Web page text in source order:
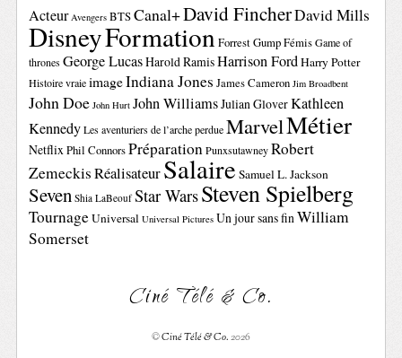
Acteur Avengers BTSCanal+David FincherDavid Mills
DisneyFormationForrest GumpFémis Game of
thrones George LucasHarold RamisHarrison FordHarry Potter
Histoire vraie imageIndiana Jones James Cameron Jim Broadbent
John Doe John Hurt John WilliamsJulian GloverKathleen
Kennedy Les aventuriers de l’arche perdue MarvelMétier
NetflixPhil ConnorsPréparation Punxsutawney Robert
ZemeckisRéalisateurSalaire Samuel L. Jackson
Seven Shia LaBeouf Star WarsSteven Spielberg
TournageUniversal Universal Pictures Un jour sans finWilliam
Somerset
Ciné Télé & Co.
©Ciné Télé & Co.2026